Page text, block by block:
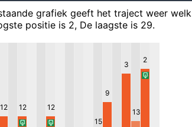
grafiek geeft het traject weer welk
positie is 2, De laagste is 29.
12 12 12
15
9
3
13
2